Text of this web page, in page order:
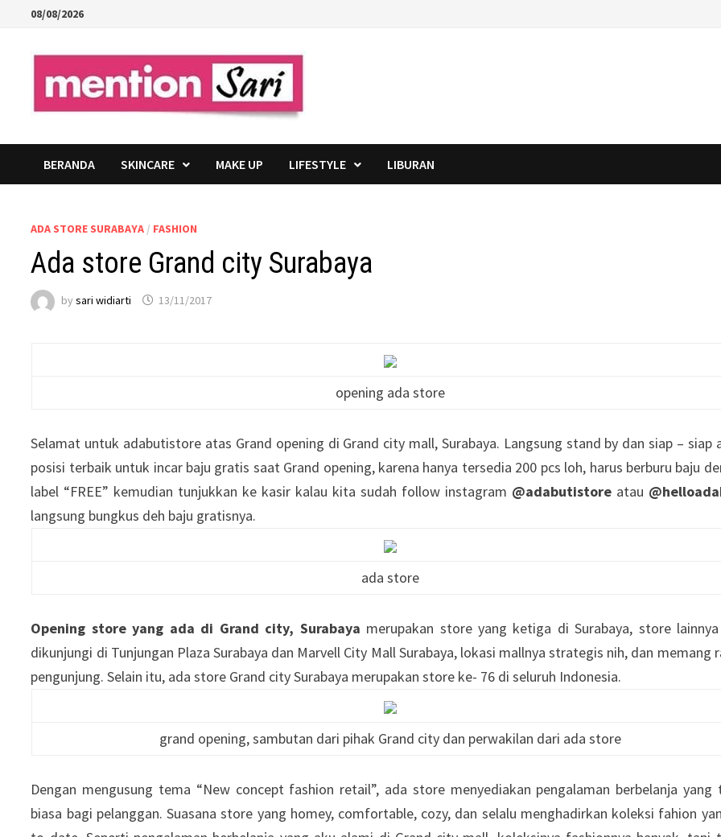
content
08/08/2026
BERANDA SKINCARE MAKE UP LIFESTYLE LIBURAN
ADA STORE SURABAYA / FASHION
Ada store Grand city Surabaya
bysari widiarti 13/11/2017
opening ada store
Selamat untuk adabutistore atas Grand opening di Grand city mall, Surabaya. Langsung stand by dan siap – siap
posisi terbaik untuk incar baju gratis saat Grand opening, karena hanya tersedia 200 pcs loh, harus berburu baju
label “FREE” kemudian tunjukkan ke kasir kalau kita sudah follow instagram @adabutistoreatau
langsung bungkus deh baju gratisnya.
ada store
Opening store yang ada di Grand city, Surabaya merupakan store yang ketiga di Surabaya, store
dikunjungi di Tunjungan Plaza Surabaya dan Marvell City Mall Surabaya, lokasi mallnya strategis nih, dan memang
pengunjung. Selain itu, ada store Grand city Surabaya merupakan store ke- 76 di seluruh Indonesia.
grand opening, sambutan dari pihak Grand city dan perwakilan dari ada store
Dengan mengusung tema “New concept fashion retail”, ada store menyediakan pengalaman berbelanja yang
biasa bagi pelanggan. Suasana store yang homey, comfortable, cozy, dan selalu menghadirkan koleksi fahion